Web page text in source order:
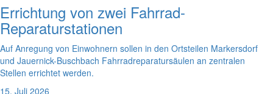
Errichtung von zwei Fahrrad-
Reparaturstationen
Auf Anregung von Einwohnern sollen in den Ortsteilen Markersdorf
und Jauernick-Buschbach Fahrradreparatursäulen an zentralen
Stellen errichtet werden.
15. Juli 2026